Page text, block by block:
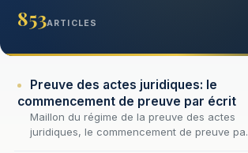
853ARTICLES
Preuve des actes juridiques: le
commencement de preuve par écrit
Maillon du régime de la preuve des actes
juridiques, le commencement de preuve par